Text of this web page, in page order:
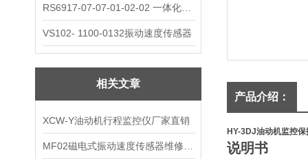
VS102- 1100-0132振动速度传感器
相关文章
XCW-Y油动机行程监控仪厂家直销
产品介绍：
HY-3DJ油动机监控保
说明书